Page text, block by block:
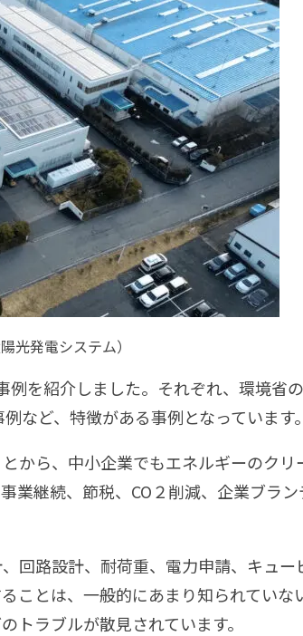
光発電システム）
を紹介しました。それぞれ、環境省
など、特徴がある事例となっています。
から、中小企業でもエネルギーのクリ
業継続、節税、CO２削減、企業ブラン
回路設計、耐荷重、電力申請、キュー
とは、一般的にあまり知られていな
トラブルが散見されています。